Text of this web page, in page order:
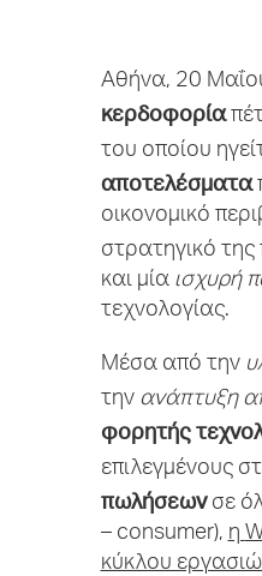
Αθήνα, 20
κερδοφορία
του οποίου
αποτελέσματα
οικονομικό
στρατηγικό της
και μία ισχυρή
τεχνολογίας.
Μέσα από την
την ανάπτυξη
φορητής
επιλεγμένους
πωλήσεων σε
– consumer), η
κύκλου